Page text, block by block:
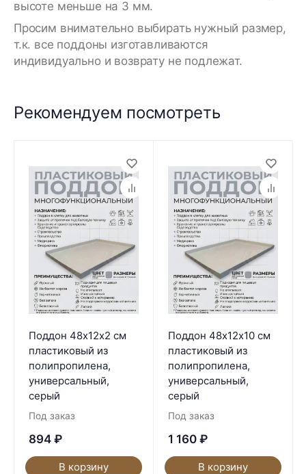
высоте меньше на 3 мм.
Просим внимательно выбирать нужный размер,
т.к. все поддоны изготавливаются
индивидуально и возврату не подлежат.
Рекомендуем посмотреть
Поддон 48х12х2 см
пластиковый из
полипропилена,
универсальный,
серый
Под заказ
894 ₽
В корзину
Поддон 48х12х10 см
пластиковый из
полипропилена,
универсальный,
серый
Под заказ
1 160 ₽
В корзину